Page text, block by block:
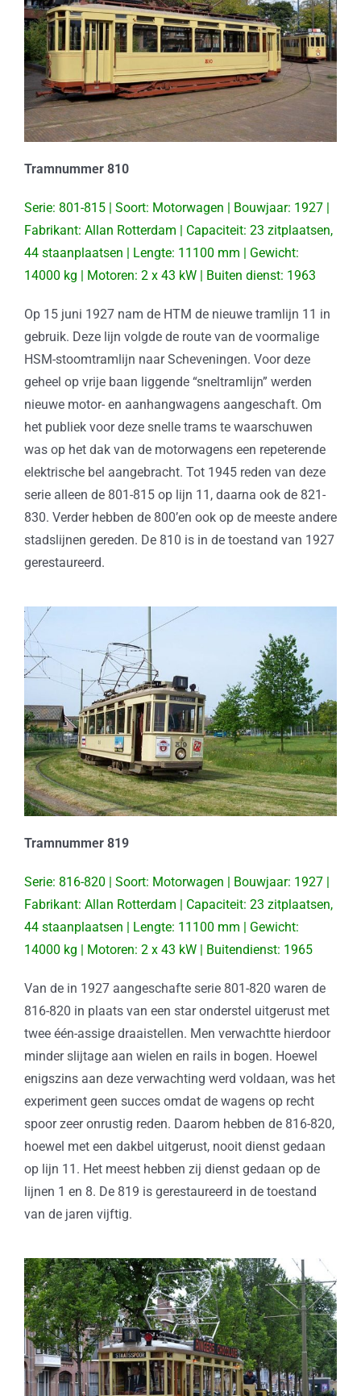
Tramnummer 810
Serie: 801-815 | Soort: Motorwagen | Bouwjaar: 1927 |
Fabrikant: Allan Rotterdam | Capaciteit: 23 zitplaatsen,
44 staanplaatsen | Lengte: 11100 mm | Gewicht:
14000 kg | Motoren: 2 x 43 kW | Buiten dienst: 1963
Op 15 juni 1927 nam de HTM de nieuwe tramlijn 11 in
gebruik. Deze lijn volgde de route van de voormalige
HSM-stoomtramlijn naar Scheveningen. Voor deze
geheel op vrije baan liggende “sneltramlijn” werden
nieuwe motor- en aanhangwagens aangeschaft. Om
het publiek voor deze snelle trams te waarschuwen
was op het dak van de motorwagens een repeterende
elektrische bel aangebracht. Tot 1945 reden van deze
serie alleen de 801-815 op lijn 11, daarna ook de 821-
830. Verder hebben de 800’en ook op de meeste andere
stadslijnen gereden. De 810 is in de toestand van 1927
gerestaureerd.
Tramnummer 819
Serie: 816-820 | Soort: Motorwagen | Bouwjaar: 1927 |
Fabrikant: Allan Rotterdam | Capaciteit: 23 zitplaatsen,
44 staanplaatsen | Lengte: 11100 mm | Gewicht:
14000 kg | Motoren: 2 x 43 kW | Buitendienst: 1965
Van de in 1927 aangeschafte serie 801-820 waren de
816-820 in plaats van een star onderstel uitgerust met
twee één-assige draaistellen. Men verwachtte hierdoor
minder slijtage aan wielen en rails in bogen. Hoewel
enigszins aan deze verwachting werd voldaan, was het
experiment geen succes omdat de wagens op recht
spoor zeer onrustig reden. Daarom hebben de 816-820,
hoewel met een dakbel uitgerust, nooit dienst gedaan
op lijn 11. Het meest hebben zij dienst gedaan op de
lijnen 1 en 8. De 819 is gerestaureerd in de toestand
van de jaren vijftig.